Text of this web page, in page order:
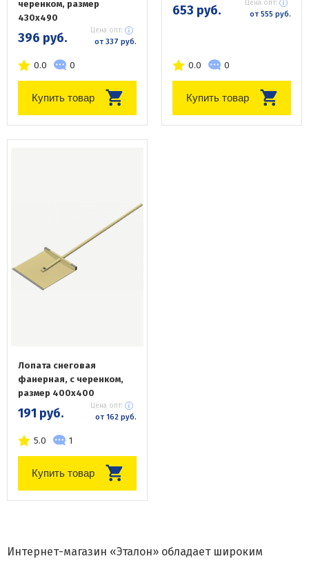
черенком, размер
430х490
396 руб. Цена опт:
от 337 руб.
0.0 0
Купить товар
653 руб. Цена опт:
от 555 руб.
0.0 0
Купить товар
Лопата снеговая
фанерная, с черенком,
размер 400х400
191 руб. Цена опт:
от 162 руб.
5.0 1
Купить товар
Интернет-магазин «Эталон» обладает широким